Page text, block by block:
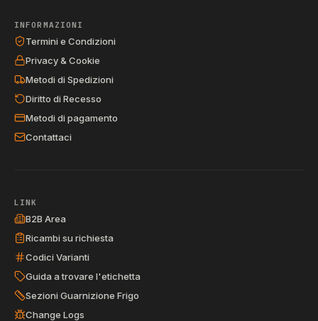
INFORMAZIONI
Termini e Condizioni
Privacy & Cookie
Metodi di Spedizioni
Diritto di Recesso
Metodi di pagamento
Contattaci
LINK
B2B Area
Ricambi su richiesta
Codici Varianti
Guida a trovare l'etichetta
Sezioni Guarnizione Frigo
Change Logs